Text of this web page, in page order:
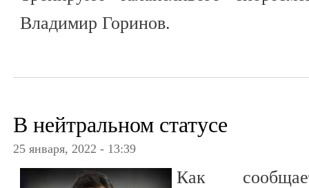
Владимир Горинов.
В нейтральном статусе
25 января, 2022 - 13:39
Как